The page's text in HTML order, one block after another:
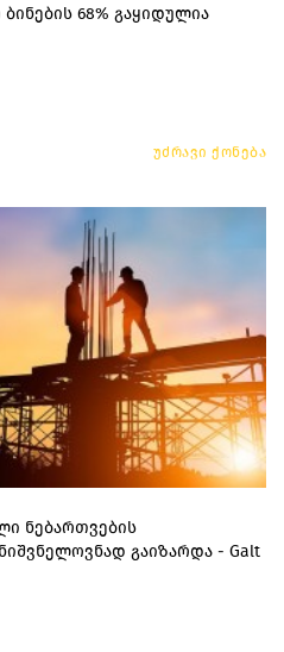
68% გაყიდულია
უძრავი ქონება
ნებართვების
გაიზარდა - Galt